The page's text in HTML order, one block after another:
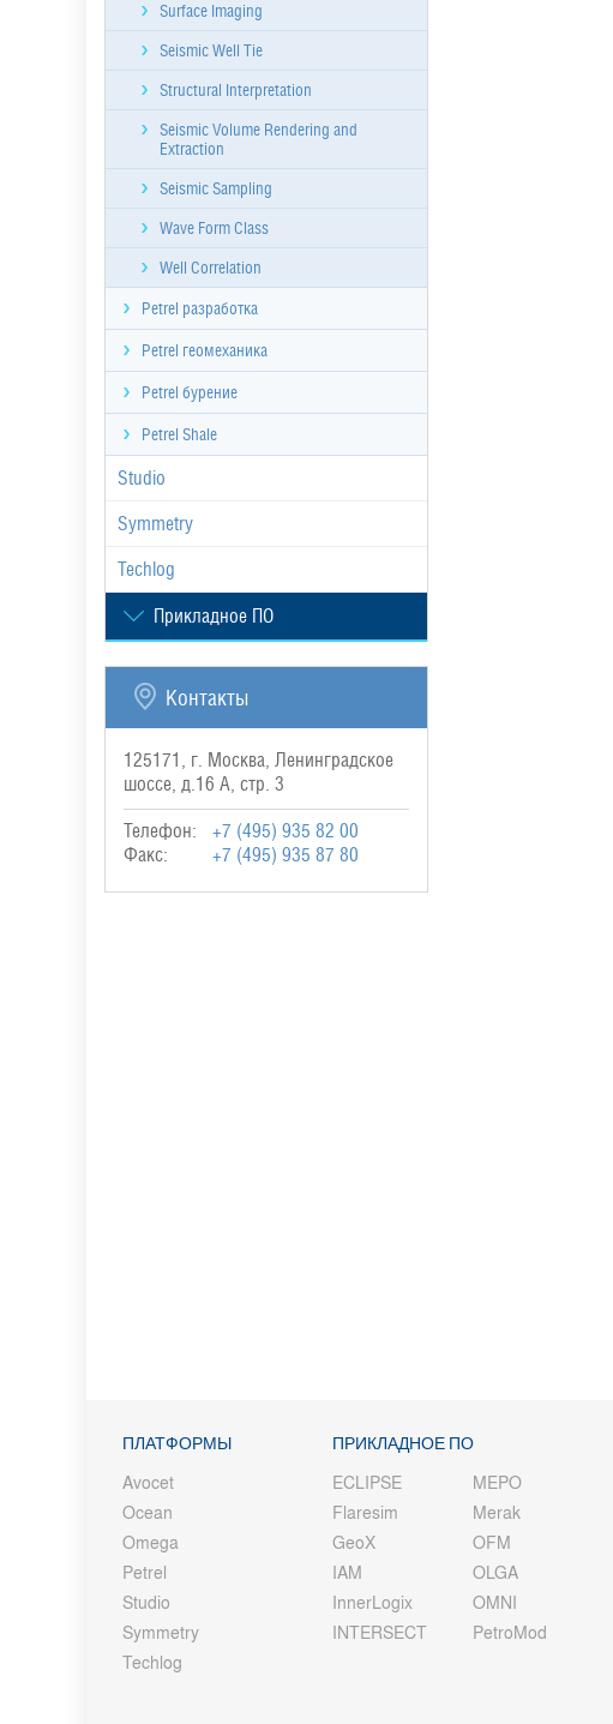
Surface Imaging
Seismic Well Tie
Structural Interpretation
Seismic Volume Rendering and
Extraction
Seismic Sampling
Wave Form Class
Well Correlation
Petrel разработка
Petrel геомеханика
Petrel бурение
Petrel Shale
Studio
Symmetry
Techlog
Прикладное ПО
Контакты
125171, г. Москва, Ленинградское
шоссе, д.16 А, стр. 3
Телефон:
+7 (495) 935 82 00
Факс:
+7 (495) 935 87 80
ПЛАТФОРМЫ
Avocet
Ocean
Omega
Petrel
Studio
Symmetry
Techlog
ПРИКЛАДНОЕ ПО
ECLIPSE
Flaresim
GeoX
IAM
InnerLogix
INTERSECT
MEPO
Merak
OFM
OLGA
OMNI
PetroMod